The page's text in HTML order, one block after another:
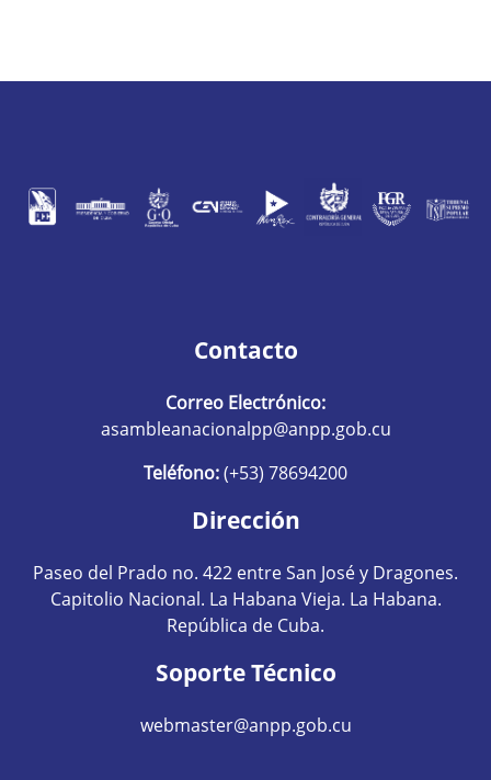
Contacto
Correo Electrónico:
asambleanacionalpp@anpp.gob.cu
Teléfono:(+53) 78694200
Dirección
Paseo del Prado no. 422 entre San José y Dragones.
Capitolio Nacional. La Habana Vieja. La Habana.
República de Cuba.
Soporte Técnico
webmaster@anpp.gob.cu